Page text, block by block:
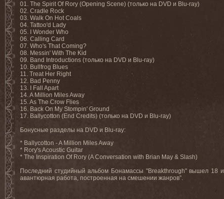
01. The Spirit Of Rory (Opening Scene) (только на DVD и Blu-ray)
02. Cradle Rock
03. Walk On Hot Coals
04. Tattoo'd Lady
05. I Wonder Who
06. Calling Card
07. Who's That Coming?
08. Messin' With The Kid
09. Band Introductions (только на DVD и Blu-ray)
10. Bullfrog Blues
11. Treat Her Right
12. Bad Penny
13. I Fall Apart
14. A Million Miles Away
15. As The Crow Flies
16. Back On My Stompin' Ground
17. Ballycotton (End Credits) (только на DVD и Blu-ray)
Бонусные разделы на DVD и Blu-ray:
* Ballycotton - A Million Miles Away
* Rory's Acoustic Guitar
* The Inspiration Of Rory (A Conversation with Brian May & Slash)
Последний студийный альбом Бонамассы "Breakthrough" вышел 18
авантюрная работа, построенная на смешении жанров”.